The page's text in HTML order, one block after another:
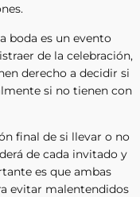
boda es un evento
de la celebración,
derecho a decidir si
si no tienen con
final de si llevar o no
de cada invitado y
es que ambas
evitar malentendidos